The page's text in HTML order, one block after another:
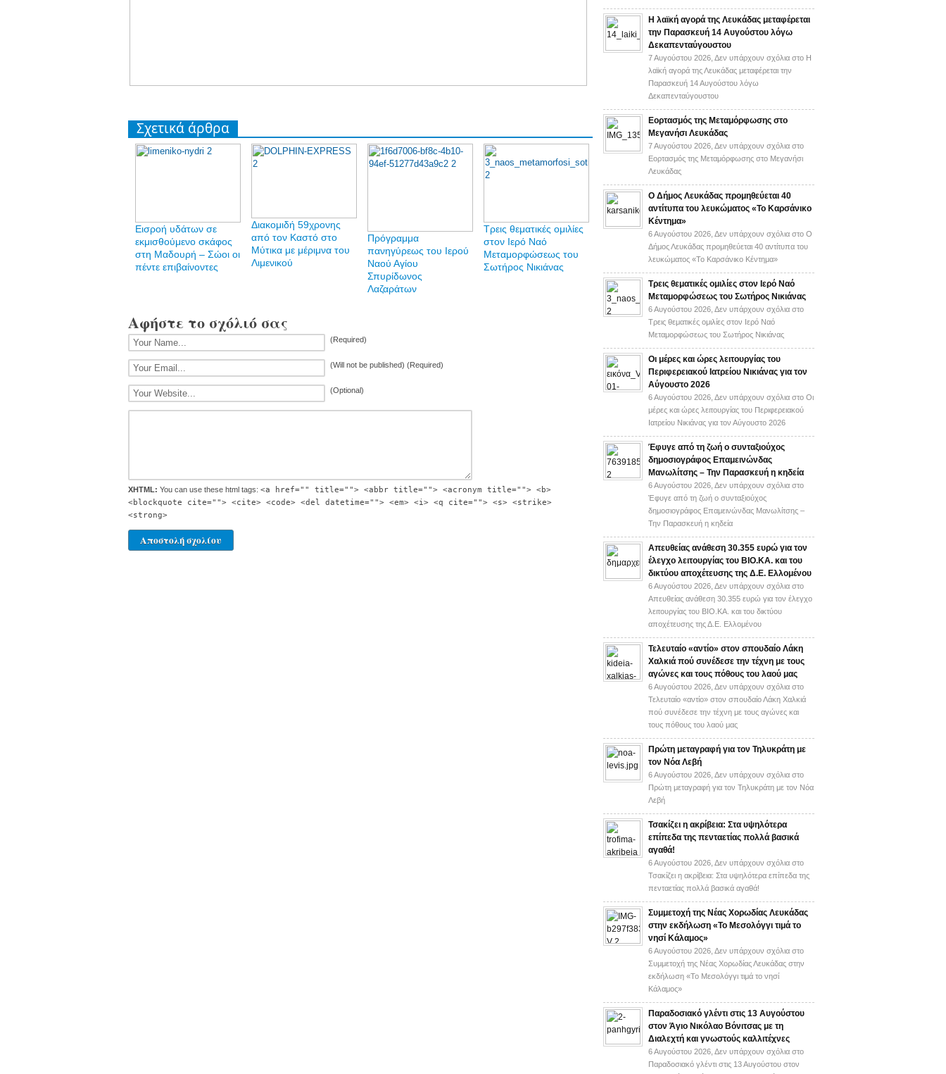
Σχετικά άρθρα
Εισροή υδάτων σε
εκμισθούμενο σκάφος
στη Μαδουρή – Σώοι οι
πέντε επιβαίνοντες
Διακομιδή 59χρονης
από τον Καστό στο
Μύτικα με μέριμνα του
Λιμενικού
Πρόγραμμα
πανηγύρεως του Ιερού
Ναού Αγίου
Σπυρίδωνος
Λαζαράτων
Τρεις θεματικές ομιλίες
στον Ιερό Ναό
Μεταμορφώσεως του
Σωτήρος Νικιάνας
Αφήστε το σχόλιό σας
(Required)
(Will not be published) (Required)
(Optional)
XHTML: You can use these html tags: <a href="" title=""> <abbr title=""> <acronym title=""> <b>
<blockquote cite=""> <cite> <code> <del datetime=""> <em> <i> <q cite=""> <s> <strike>
<strong>
Η λαϊκή αγορά της Λευκάδας μεταφέρεται
την Παρασκευή 14 Αυγούστου λόγω
Δεκαπενταύγουστου
7 Αυγούστου 2026, Δεν υπάρχουν σχόλια στο Η
λαϊκή αγορά της Λευκάδας μεταφέρεται την
Παρασκευή 14 Αυγούστου λόγω
Δεκαπενταύγουστου
Εορτασμός της Μεταμόρφωσης στο
Μεγανήσι Λευκάδας
7 Αυγούστου 2026, Δεν υπάρχουν σχόλια στο
Εορτασμός της Μεταμόρφωσης στο Μεγανήσι
Λευκάδας
Ο Δήμος Λευκάδας προμηθεύεται 40
αντίτυπα του λευκώματος «Το Καρσάνικο
Κέντημα»
6 Αυγούστου 2026, Δεν υπάρχουν σχόλια στο Ο
Δήμος Λευκάδας προμηθεύεται 40 αντίτυπα του
λευκώματος «Το Καρσάνικο Κέντημα»
Τρεις θεματικές ομιλίες στον Ιερό Ναό
Μεταμορφώσεως του Σωτήρος Νικιάνας
6 Αυγούστου 2026, Δεν υπάρχουν σχόλια στο
Τρεις θεματικές ομιλίες στον Ιερό Ναό
Μεταμορφώσεως του Σωτήρος Νικιάνας
Οι μέρες και ώρες λειτουργίας του
Περιφερειακού Ιατρείου Νικιάνας για τον
Αύγουστο 2026
6 Αυγούστου 2026, Δεν υπάρχουν σχόλια στο Οι
μέρες και ώρες λειτουργίας του Περιφερειακού
Ιατρείου Νικιάνας για τον Αύγουστο 2026
Έφυγε από τη ζωή ο συνταξιούχος
δημοσιογράφος Επαμεινώνδας
Μανωλίτσης – Την Παρασκευή η κηδεία
6 Αυγούστου 2026, Δεν υπάρχουν σχόλια στο
Έφυγε από τη ζωή ο συνταξιούχος
δημοσιογράφος Επαμεινώνδας Μανωλίτσης –
Την Παρασκευή η κηδεία
Απευθείας ανάθεση 30.355 ευρώ για τον
έλεγχο λειτουργίας του ΒΙΟ.ΚΑ. και του
δικτύου αποχέτευσης της Δ.Ε. Ελλομένου
6 Αυγούστου 2026, Δεν υπάρχουν σχόλια στο
Απευθείας ανάθεση 30.355 ευρώ για τον έλεγχο
λειτουργίας του ΒΙΟ.ΚΑ. και του δικτύου
αποχέτευσης της Δ.Ε. Ελλομένου
Τελευταίο «αντίο» στον σπουδαίο Λάκη
Χαλκιά πού συνέδεσε την τέχνη με τους
αγώνες και τους πόθους του λαού μας
6 Αυγούστου 2026, Δεν υπάρχουν σχόλια στο
Τελευταίο «αντίο» στον σπουδαίο Λάκη Χαλκιά
πού συνέδεσε την τέχνη με τους αγώνες και
τους πόθους του λαού μας
Πρώτη μεταγραφή για τον Τηλυκράτη με
τον Νόα Λεβή
6 Αυγούστου 2026, Δεν υπάρχουν σχόλια στο
Πρώτη μεταγραφή για τον Τηλυκράτη με τον Νόα
Λεβή
Τσακίζει η ακρίβεια: Στα υψηλότερα
επίπεδα της πενταετίας πολλά βασικά
αγαθά!
6 Αυγούστου 2026, Δεν υπάρχουν σχόλια στο
Τσακίζει η ακρίβεια: Στα υψηλότερα επίπεδα της
πενταετίας πολλά βασικά αγαθά!
Συμμετοχή της Νέας Χορωδίας Λευκάδας
στην εκδήλωση «Το Μεσολόγγι τιμά το
νησί Κάλαμος»
6 Αυγούστου 2026, Δεν υπάρχουν σχόλια στο
Συμμετοχή της Νέας Χορωδίας Λευκάδας στην
εκδήλωση «Το Μεσολόγγι τιμά το νησί
Κάλαμος»
Παραδοσιακό γλέντι στις 13 Αυγούστου
στον Άγιο Νικόλαο Βόνιτσας με τη
Διαλεχτή και γνωστούς καλλιτέχνες
6 Αυγούστου 2026, Δεν υπάρχουν σχόλια στο
Παραδοσιακό γλέντι στις 13 Αυγούστου στον